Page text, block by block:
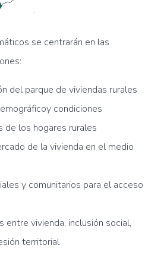
se centrarán en las
del parque de viviendas rurales
condiciones
de los hogares rurales
de la vivienda en el medio
y comunitarios para el acceso
entre vivienda, inclusión social,
territorial